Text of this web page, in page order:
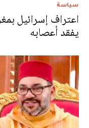
سياسة
اعتراف إسرائيل
يفقد أعصابه